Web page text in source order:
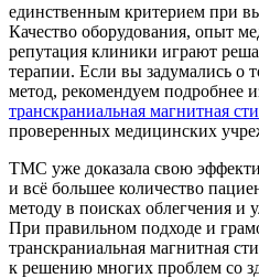
единственным критерием при
Качество оборудования, опыт
репутация клиники играют
терапии. Если вы задумались о
метод, рекомендуем подробнее
транскраниальная магнитная
проверенных медицинских
ТМС уже доказала свою
и всё большее количество
методу в поисках облегчения и
При правильном подходе и
транскраниальная магнитная
к решению многих проблем со